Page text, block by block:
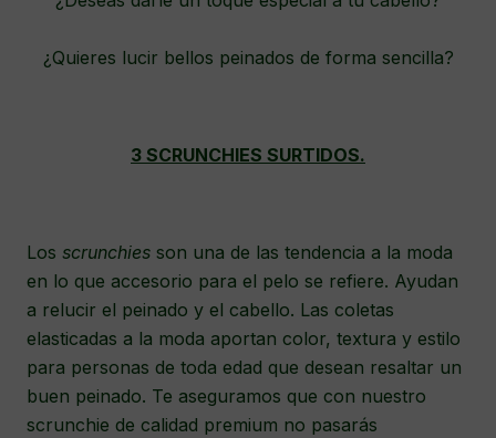
¿Quieres lucir bellos peinados de forma sencilla?
3 SCRUNCHIES SURTIDOS.
Los scrunchies son una de las tendencia a la moda
en lo que accesorio para el pelo se refiere. Ayudan
a relucir el peinado y el cabello. Las coletas
elasticadas a la moda aportan color, textura y estilo
para personas de toda edad que desean resaltar un
buen peinado. Te aseguramos que con nuestro
scrunchie de calidad premium no pasarás